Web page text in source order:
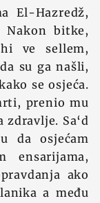
El-Hazredž,
Nakon bitke,
ve sellem,
su ga našli,
se osjeća.
prenio mu
Sa‘d
da osjećam
ensarijama,
ako
a među